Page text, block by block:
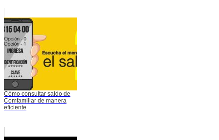
Cómo consultar saldo de
Comfamiliar de manera
eficiente